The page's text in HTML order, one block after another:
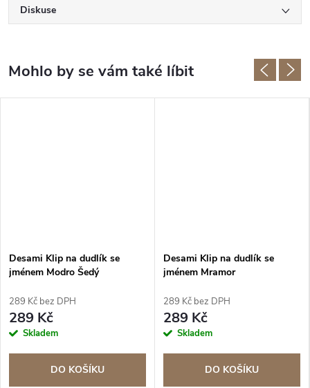
Diskuse
Desami Klip na dudlík se
jménem Modro Šedý
289 Kč bez DPH
289 Kč
Skladem
DO KOŠÍKU
Desami Klip na dudlík se
jménem Mramor
289 Kč bez DPH
289 Kč
Skladem
DO KOŠÍKU